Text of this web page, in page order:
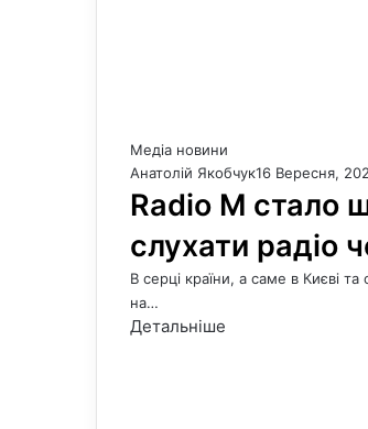
Медіа новини
Анатолій Якобчук16 Вересня,
Radio M стало
слухати радіо
В серці країни, а саме в Києві
на…
Детальніше